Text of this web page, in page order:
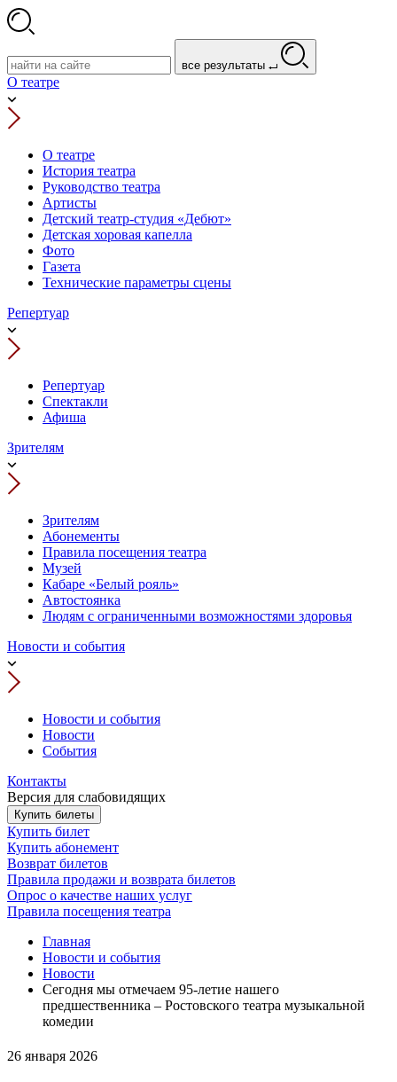
все результаты
О театре
О театре
История театра
Руководство театра
Артисты
Детский театр-студия «Дебют»
Детская хоровая капелла
Фото
Газета
Технические параметры сцены
Репертуар
Репертуар
Спектакли
Афиша
Зрителям
Зрителям
Абонементы
Правила посещения театра
Музей
Кабаре «Белый рояль»
Автостоянка
Людям с ограниченными возможностями здоровья
Новости и события
Новости и события
Новости
События
Контакты
Версия для слабовидящих
Купить билеты
Купить билет
Купить абонемент
Возврат билетов
Правила продажи и возврата билетов
Опрос о качестве наших услуг
Правила посещения театра
Главная
Новости и события
Новости
Сегодня мы отмечаем 95-летие нашего
предшественника – Ростовского театра музыкальной
комедии
26 января 2026